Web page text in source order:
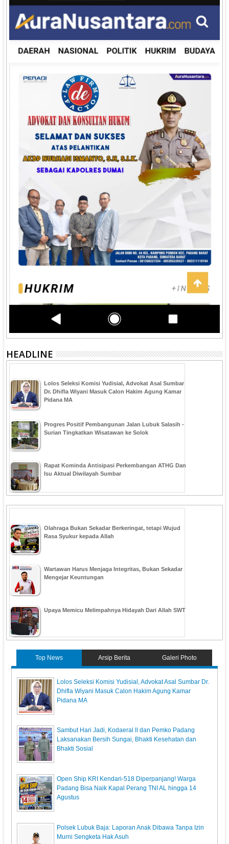
HEADLINE
‎Lolos Seleksi Komisi Yudisial, Advokat Asal Sumbar
Dr. Dhifla Wiyani Masuk Calon Hakim Agung Kamar
Pidana MA
Progres Positif Pembangunan Jalan Lubuk Salasih -
Surian Tingkatkan Wisatawan ke Solok
Rapat Kominda Antisipasi Perkembangan ATHG Dan
Isu Aktual Diwilayah Sumbar
Olahraga Bukan Sekadar Berkeringat, tetapi Wujud
Rasa Syukur kepada Allah
Wartawan Harus Menjaga Integritas, Bukan Sekadar
Mengejar Keuntungan
Upaya Memicu Melimpahnya Hidayah Dari Allah SWT
Top News Arsip Berita Galeri Photo
‎Lolos Seleksi Komisi Yudisial, Advokat Asal Sumbar Dr.
Dhifla Wiyani Masuk Calon Hakim Agung Kamar
Pidana MA
Sambut Hari Jadi, Kodaeral ll dan Pemko Padang
Laksanakan Bersih Sungai, Bhakti Kesehatan dan
Bhakti Sosial
Open Ship KRI Kendari-518 Diperpanjang! Warga
Padang Bisa Naik Kapal Perang TNI AL hingga 14
Agustus
Polsek Lubuk Baja: Laporan Anak Dibawa Tanpa Izin
Murni Sengketa Hak Asuh